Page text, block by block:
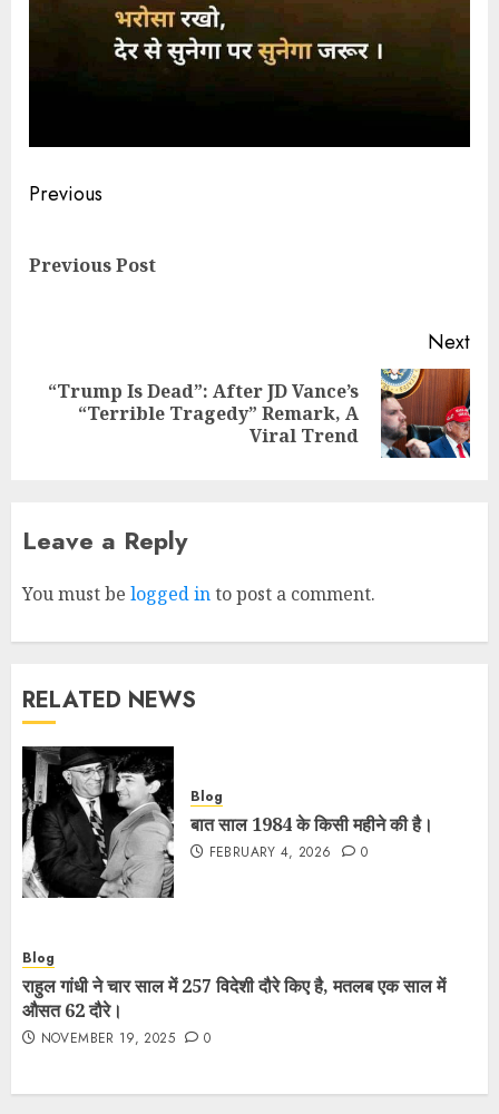
Previous
Previous Post
Next
“Trump Is Dead”: After JD Vance’s
“Terrible Tragedy” Remark, A
Viral Trend
Leave a Reply
You must be logged into post a comment.
RELATED NEWS
Blog
बात साल 1984 के किसी महीने की है।
FEBRUARY 4, 2026 0
Blog
राहुल गांधी ने चार साल में 257 विदेशी दौरे किए है, मतलब एक साल में
औसत 62 दौरे।
NOVEMBER 19, 2025 0